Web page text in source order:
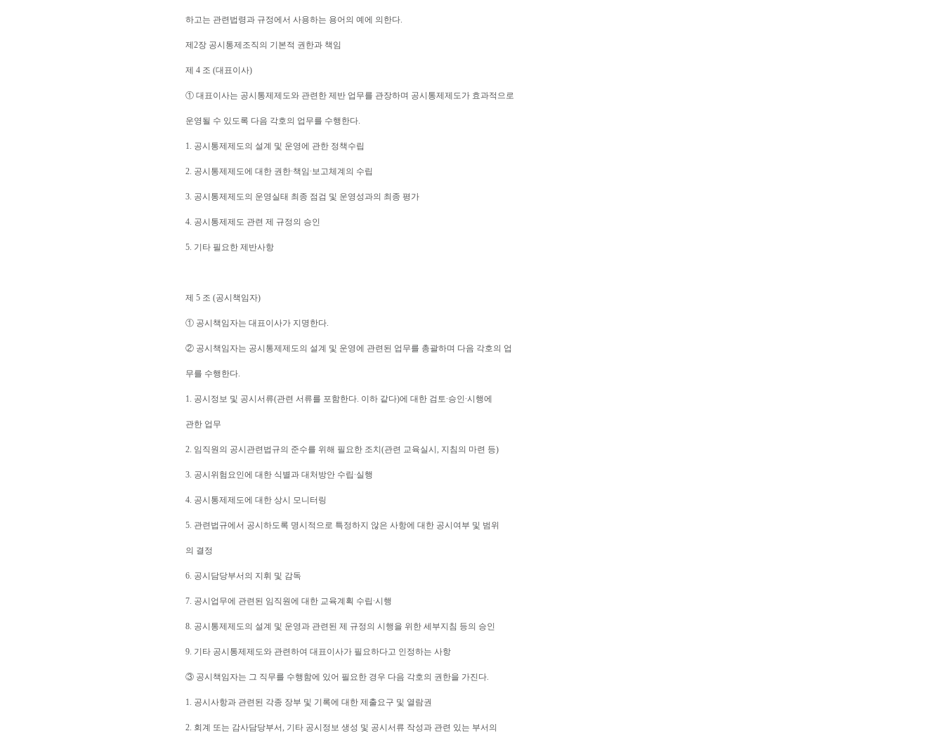
하고는 관련법령과 규정에서 사용하는 용어의 예에 의한다.
제2장 공시통제조직의 기본적 권한과 책임
제 4 조 (대표이사)
① 대표이사는 공시통제제도와 관련한 제반 업무를 관장하며 공시통제제도가 효과적으로
운영될 수 있도록 다음 각호의 업무를 수행한다.
1. 공시통제제도의 설계 및 운영에 관한 정책수립
2. 공시통제제도에 대한 권한∙책임∙보고체계의 수립
3. 공시통제제도의 운영실태 최종 점검 및 운영성과의 최종 평가
4. 공시통제제도 관련 제 규정의 승인
5. 기타 필요한 제반사항
제 5 조 (공시책임자)
① 공시책임자는 대표이사가 지명한다.
② 공시책임자는 공시통제제도의 설계 및 운영에 관련된 업무를 총괄하며 다음 각호의 업
무를 수행한다.
1. 공시정보 및 공시서류(관련 서류를 포함한다. 이하 같다)에 대한 검토∙승인∙시행에
관한 업무
2. 임직원의 공시관련법규의 준수를 위해 필요한 조치(관련 교육실시, 지침의 마련 등)
3. 공시위험요인에 대한 식별과 대처방안 수립∙실행
4. 공시통제제도에 대한 상시 모니터링
5. 관련법규에서 공시하도록 명시적으로 특정하지 않은 사항에 대한 공시여부 및 범위
의 결정
6. 공시담당부서의 지휘 및 감독
7. 공시업무에 관련된 임직원에 대한 교육계획 수립∙시행
8. 공시통제제도의 설계 및 운영과 관련된 제 규정의 시행을 위한 세부지침 등의 승인
9. 기타 공시통제제도와 관련하여 대표이사가 필요하다고 인정하는 사항
③ 공시책임자는 그 직무를 수행함에 있어 필요한 경우 다음 각호의 권한을 가진다.
1. 공시사항과 관련된 각종 장부 및 기록에 대한 제출요구 및 열람권
2. 회계 또는 감사담당부서, 기타 공시정보 생성 및 공시서류 작성과 관련 있는 부서의